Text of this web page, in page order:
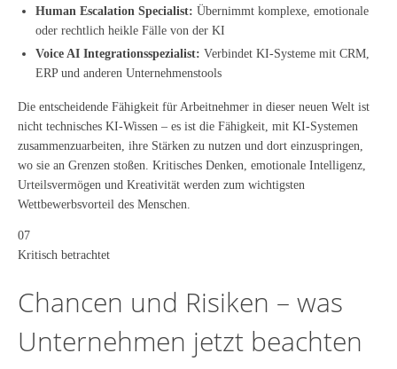
Human Escalation Specialist: Übernimmt komplexe, emotionale
oder rechtlich heikle Fälle von der KI
Voice AI Integrationsspezialist: Verbindet KI-Systeme mit CRM,
ERP und anderen Unternehmenstools
Die entscheidende Fähigkeit für Arbeitnehmer in dieser neuen Welt ist
nicht technisches KI-Wissen – es ist die Fähigkeit, mit KI-Systemen
zusammenzuarbeiten, ihre Stärken zu nutzen und dort einzuspringen,
wo sie an Grenzen stoßen. Kritisches Denken, emotionale Intelligenz,
Urteilsvermögen und Kreativität werden zum wichtigsten
Wettbewerbsvorteil des Menschen.
07
Kritisch betrachtet
Chancen und Risiken – was
Unternehmen jetzt beachten